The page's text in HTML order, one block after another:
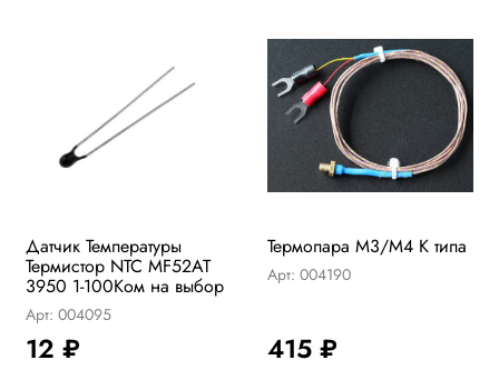
Датчик Температуры
Термистор NTC MF52AT
3950 1-100Ком на выбор
Арт: 004095
12 ₽
Термопара M3/M4 K типа
Арт: 004190
415 ₽